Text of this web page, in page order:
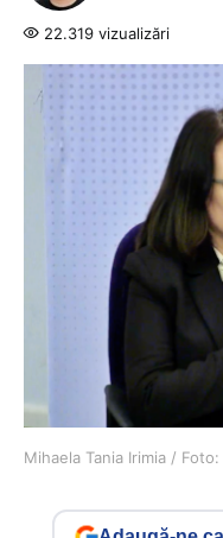
22.319 vizualizări
Mihaela Tania Irimia /